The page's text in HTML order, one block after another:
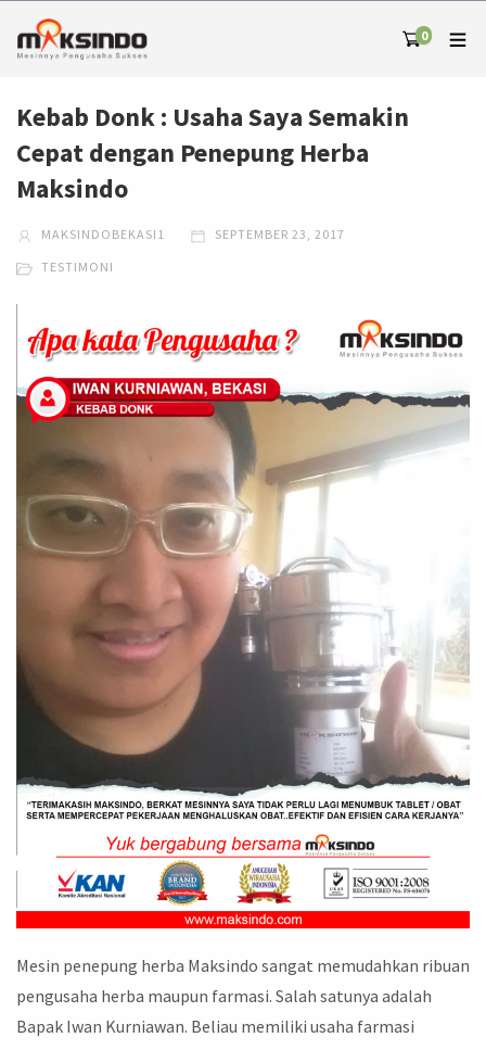
0
Kebab Donk : Usaha Saya Semakin
Cepat dengan Penepung Herba
Maksindo
MAKSINDOBEKASI1 SEPTEMBER 23, 2017
TESTIMONI
Mesin penepung herba Maksindo sangat memudahkan ribuan
pengusaha herba maupun farmasi. Salah satunya adalah
Bapak Iwan Kurniawan. Beliau memiliki usaha farmasi